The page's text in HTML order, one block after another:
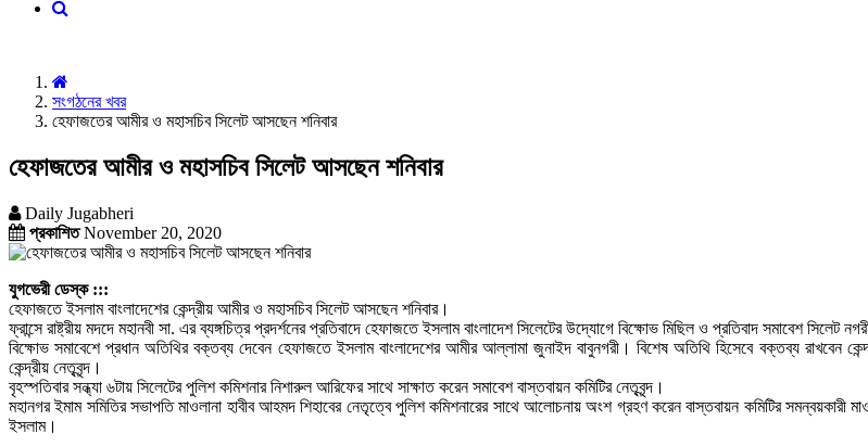
সংগঠনের খবর
হেফাজতের আমীর ও মহাসচিব সিলেট আসছেন শনিবার
হেফাজতের আমীর ও মহাসচিব সিলেট আসছেন শনিবার
Daily Jugabheri
প্রকাশিতNovember 20, 2020
যুগভেরী ডেস্ক :::
হেফাজতে ইসলাম বাংলাদেশের কেন্দ্রীয় আমীর ও মহাসচিব সিলেট আসছেন শনিবার।
ফ্রান্সে রাষ্ট্রীয় মদদে মহানবী সা. এর ব্যঙ্গচিত্র প্রদর্শনের প্রতিবাদে হেফাজতে ইসলাম বাংলাদেশ সিলেটের উদ্যোগে বিক্ষোভ মিছিল ও প্রতিবাদ সমাবেশ সিলেট
বিক্ষোভ সমাবেশে প্রধান অতিথির বক্তব্য দেবেন হেফাজতে ইসলাম বাংলাদেশের আমীর আল্লামা জুনাইদ বাবুনগরী। বিশেষ অতিথি হিসেবে বক্তব্য রাখবেন
কেন্দ্রীয় নেতৃবৃন্দ।
বৃহস্পতিবার সন্ধ্যা ৬টায় সিলেটের পুলিশ কমিশনার নিশারুল আরিফের সাথে সাক্ষাত করেন সমাবেশ বাস্তবায়ন কমিটির নেতৃবৃন্দ।
মহানগর ইমাম সমিতির সভাপতি মাওলানা হাবীব আহমদ শিহাবের নেতৃত্বে পুলিশ কমিশনারের সাথে আলোচনায় অংশ গ্রহণ করেন বাস্তবায়ন কমিটির সমন্বয়কারী
ইসলাম।